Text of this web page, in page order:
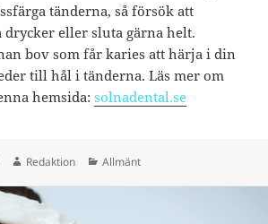
tänderna, så försök att
drycker eller sluta gärna helt.
bov som får karies att härja i din
till hål i tänderna. Läs mer om
hemsida:solnadental.se
Författare
Redaktion Kategorier
Allmänt